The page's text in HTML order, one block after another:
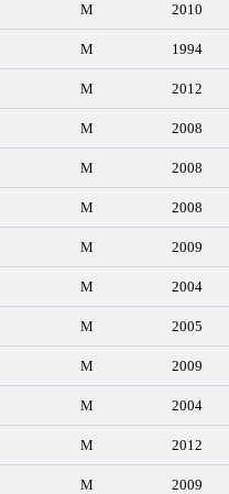
М 2010
М 1994
М 2012
М 2008
М 2008
М 2008
М 2009
М 2004
М 2005
М 2009
М 2004
М 2012
М 2009